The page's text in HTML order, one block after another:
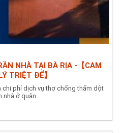
NHÀ TẠI BÀ RỊA -【CAM
TRIỆT ĐỂ】
phí dịch vụ thợ chống thấm dột
nhà ở quận...